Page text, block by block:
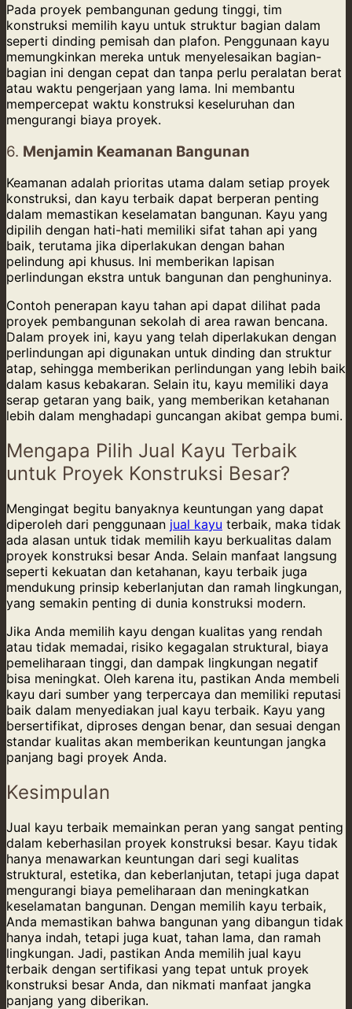
Pada proyek pembangunan gedung tinggi, tim
konstruksi memilih kayu untuk struktur bagian dalam
seperti dinding pemisah dan plafon. Penggunaan kayu
memungkinkan mereka untuk menyelesaikan bagian-
bagian ini dengan cepat dan tanpa perlu peralatan berat
atau waktu pengerjaan yang lama. Ini membantu
mempercepat waktu konstruksi keseluruhan dan
mengurangi biaya proyek.
6. Menjamin Keamanan Bangunan
Keamanan adalah prioritas utama dalam setiap proyek
konstruksi, dan kayu terbaik dapat berperan penting
dalam memastikan keselamatan bangunan. Kayu yang
dipilih dengan hati-hati memiliki sifat tahan api yang
baik, terutama jika diperlakukan dengan bahan
pelindung api khusus. Ini memberikan lapisan
perlindungan ekstra untuk bangunan dan penghuninya.
Contoh penerapan kayu tahan api dapat dilihat pada
proyek pembangunan sekolah di area rawan bencana.
Dalam proyek ini, kayu yang telah diperlakukan dengan
perlindungan api digunakan untuk dinding dan struktur
atap, sehingga memberikan perlindungan yang lebih baik
dalam kasus kebakaran. Selain itu, kayu memiliki daya
serap getaran yang baik, yang memberikan ketahanan
lebih dalam menghadapi guncangan akibat gempa bumi.
Mengapa Pilih Jual Kayu Terbaik
untuk Proyek Konstruksi Besar?
Mengingat begitu banyaknya keuntungan yang dapat
diperoleh dari penggunaan jual kayu terbaik, maka tidak
ada alasan untuk tidak memilih kayu berkualitas dalam
proyek konstruksi besar Anda. Selain manfaat langsung
seperti kekuatan dan ketahanan, kayu terbaik juga
mendukung prinsip keberlanjutan dan ramah lingkungan,
yang semakin penting di dunia konstruksi modern.
Jika Anda memilih kayu dengan kualitas yang rendah
atau tidak memadai, risiko kegagalan struktural, biaya
pemeliharaan tinggi, dan dampak lingkungan negatif
bisa meningkat. Oleh karena itu, pastikan Anda membeli
kayu dari sumber yang terpercaya dan memiliki reputasi
baik dalam menyediakan jual kayu terbaik. Kayu yang
bersertifikat, diproses dengan benar, dan sesuai dengan
standar kualitas akan memberikan keuntungan jangka
panjang bagi proyek Anda.
Kesimpulan
Jual kayu terbaik memainkan peran yang sangat penting
dalam keberhasilan proyek konstruksi besar. Kayu tidak
hanya menawarkan keuntungan dari segi kualitas
struktural, estetika, dan keberlanjutan, tetapi juga dapat
mengurangi biaya pemeliharaan dan meningkatkan
keselamatan bangunan. Dengan memilih kayu terbaik,
Anda memastikan bahwa bangunan yang dibangun tidak
hanya indah, tetapi juga kuat, tahan lama, dan ramah
lingkungan. Jadi, pastikan Anda memilih jual kayu
terbaik dengan sertifikasi yang tepat untuk proyek
konstruksi besar Anda, dan nikmati manfaat jangka
panjang yang diberikan.